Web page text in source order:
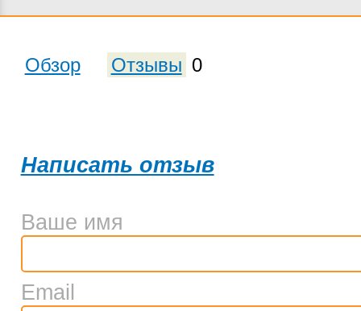
Обзор Отзывы 0
Написать отзыв
Ваше имя
Email